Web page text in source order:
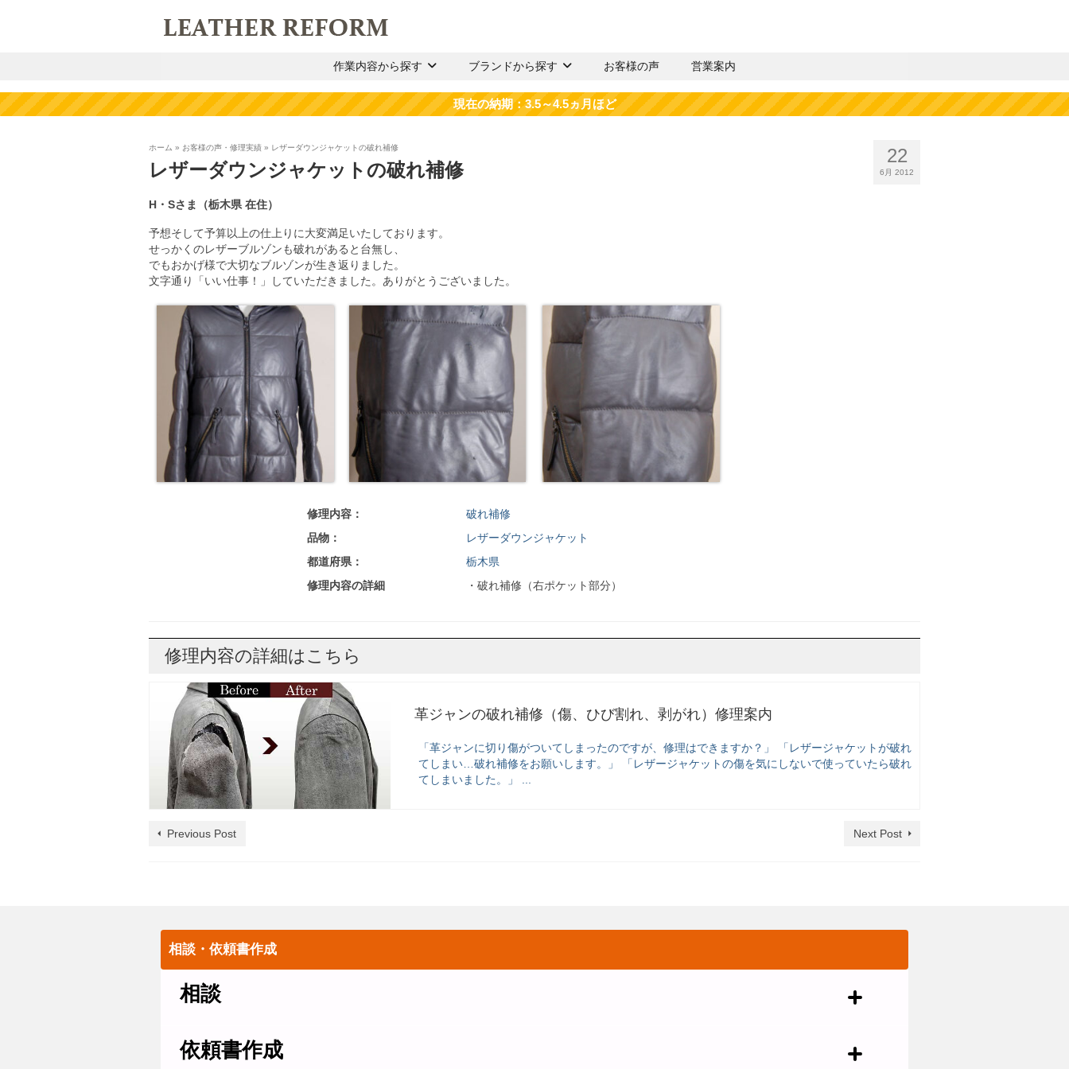
作業内容から探す ブランドから探す お客様の声 営業案内
22
6月 2012
ホーム » お客様の声・修理実績 » レザーダウンジャケットの破れ補修
レザーダウンジャケットの破れ補修
H・Sさま（栃木県 在住）
予想そして予算以上の仕上りに大変満足いたしております。
せっかくのレザーブルゾンも破れがあると台無し、
でもおかげ様で大切なブルゾンが生き返りました。
文字通り「いい仕事！」していただきました。ありがとうございました。
修理内容：
破れ補修
品物：
レザーダウンジャケット
都道府県：
栃木県
修理内容の詳細
・破れ補修（右ポケット部分）
修理内容の詳細はこちら
革ジャンの破れ補修（傷、ひび割れ、剥がれ）修理案内
「革ジャンに切り傷がついてしまったのですが、修理はできますか？」 「レザージャケットが破れ
てしまい…破れ補修をお願いします。」 「レザージャケットの傷を気にしないで使っていたら破れ
てしまいました。」 ...
Previous Post Next Post
相談・依頼書作成
相談
依頼書作成